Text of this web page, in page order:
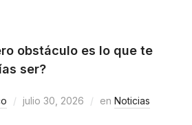
obstáculo es lo que te
ser?
julio 30, 2026 en Noticias